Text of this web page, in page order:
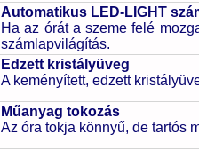
Automatikus LED-LIGHT
Ha az órát a szeme felé
számlapvilágítás.
Edzett kristályüveg
A keményített, edzett
Műanyag tokozás
Az óra tokja könnyű, de tartós